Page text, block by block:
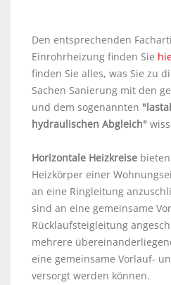
Den entsprechenden
Einrohrheizung finden Sie
finden Sie alles, was Sie zu
Sachen Sanierung mit den
und dem sogenannten
hydraulischen Abgleich"
Horizontale Heizkreise
Heizkörper einer
an eine Ringleitung
sind an eine gemeinsame
Rücklaufsteigleitung
mehrere
eine gemeinsame Vorlauf-
versorgt werden können.